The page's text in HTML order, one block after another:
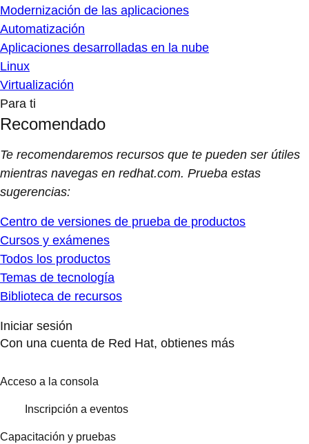
Modernización de las aplicaciones
Automatización
Aplicaciones desarrolladas en la nube
Linux
Virtualización
Para ti
Recomendado
Te recomendaremos recursos que te pueden ser útiles
mientras navegas en redhat.com. Prueba estas
sugerencias:
Centro de versiones de prueba de productos
Cursos y exámenes
Todos los productos
Temas de tecnología
Biblioteca de recursos
Iniciar sesión
Con una cuenta de Red Hat, obtienes más
Acceso a la consola
Inscripción a eventos
Capacitación y pruebas